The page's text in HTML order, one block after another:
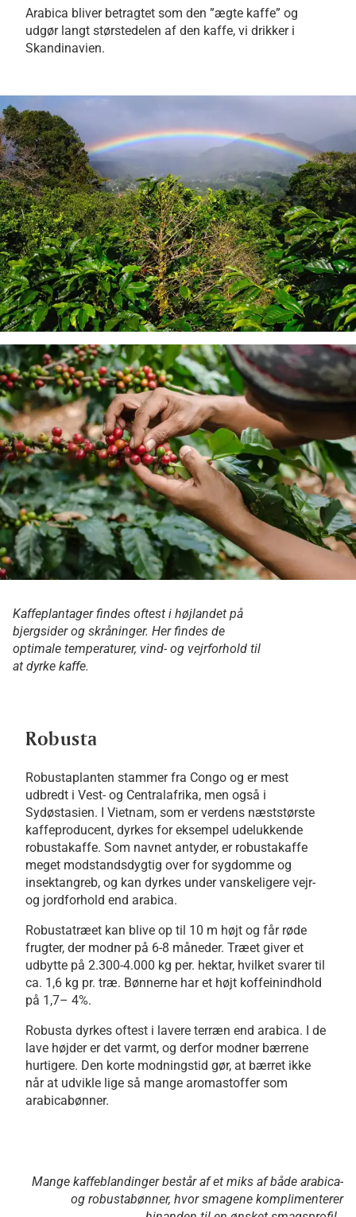
Arabica bliver betragtet som den ”ægte kaffe” og
udgør langt størstedelen af den kaffe, vi drikker i
Skandinavien.
Kaffeplantager findes oftest i højlandet på
bjergsider og skråninger. Her findes de
optimale temperaturer, vind- og vejrforhold til
at dyrke kaffe.
Robusta
Robustaplanten stammer fra Congo og er mest
udbredt i Vest- og Centralafrika, men også i
Sydøstasien. I Vietnam, som er verdens næststørste
kaffeproducent, dyrkes for eksempel udelukkende
robustakaffe. Som navnet antyder, er robustakaffe
meget modstandsdygtig over for sygdomme og
insektangreb, og kan dyrkes under vanskeligere vejr-
og jordforhold end arabica.
Robustatræet kan blive op til 10 m højt og får røde
frugter, der modner på 6-8 måneder. Træet giver et
udbytte på 2.300-4.000 kg per. hektar, hvilket svarer til
ca. 1,6 kg pr. træ. Bønnerne har et højt koffeinindhold
på 1,7– 4%.
Robusta dyrkes oftest i lavere terræn end arabica. I de
lave højder er det varmt, og derfor modner bærrene
hurtigere. Den korte modningstid gør, at bærret ikke
når at udvikle lige så mange aromastoffer som
arabicabønner.
Mange kaffeblandinger består af et miks af både arabica-
og robustabønner, hvor smagene komplimenterer